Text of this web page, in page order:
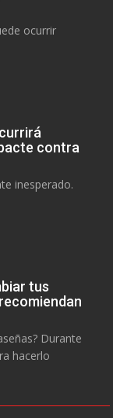
ocurrir
contra
inesperado.
tus
Durante
hacerlo